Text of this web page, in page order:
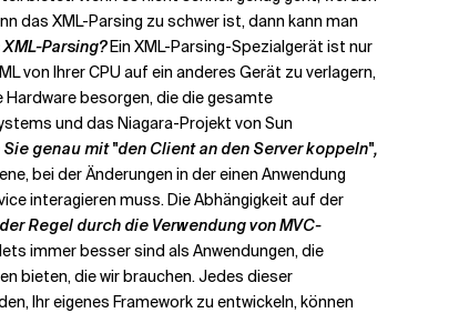
das XML-Parsing zu schwer ist, dann kann man
Parsing?Ein XML-Parsing-Spezialgerät ist nur
von Ihrer CPU auf ein anderes Gerät zu verlagern,
besorgen, die die gesamte
und das Niagara-Projekt von Sun
genau mit "den Client an den Server koppeln",
bei der Änderungen in der einen Anwendung
interagieren muss. Die Abhängigkeit auf der
Regel durch die Verwendung von MVC-
immer besser sind als Anwendungen, die
bieten, die wir brauchen. Jedes dieser
Ihr eigenes Framework zu entwickeln, können